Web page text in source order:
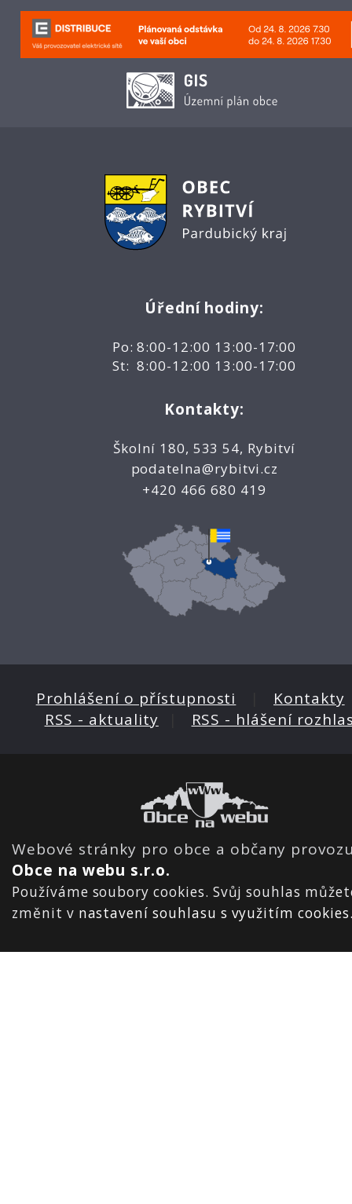
Úřední hodiny:
Po: 8:00-12:00 13:00-17:00
St: 8:00-12:00 13:00-17:00
Kontakty:
Školní 180, 533 54, Rybitví
podatelna@rybitvi.cz
+420 466 680 419
Prohlášení o přístupnosti Kontakty
RSS - aktuality
RSS - hlášení
Webové stránky pro obce a občany
Obce na webu s.r.o.
Používáme soubory cookies. Svůj souhlas
změnit v nastavení souhlasu s využitím cookies